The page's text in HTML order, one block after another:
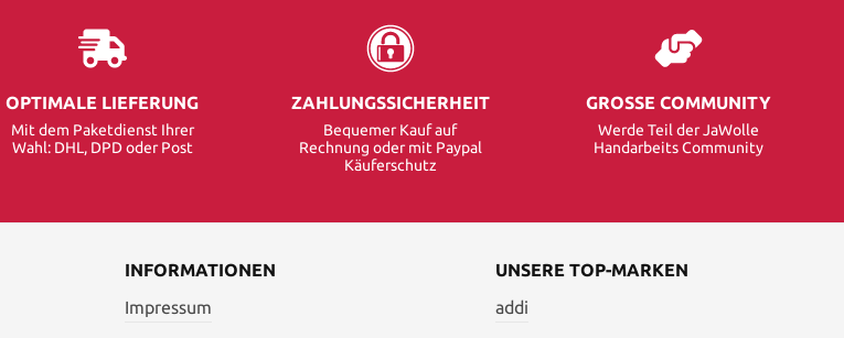
OPTIMALE LIEFERUNG
Mit dem Paketdienst Ihrer
Wahl: DHL, DPD oder Post
ZAHLUNGSSICHERHEIT
Bequemer Kauf auf
Rechnung oder mit Paypal
Käuferschutz
GROSSE COMMUNITY
Werde Teil der JaWolle
Handarbeits Community
INFORMATIONEN
Impressum
UNSERE TOP-MARKEN
addi